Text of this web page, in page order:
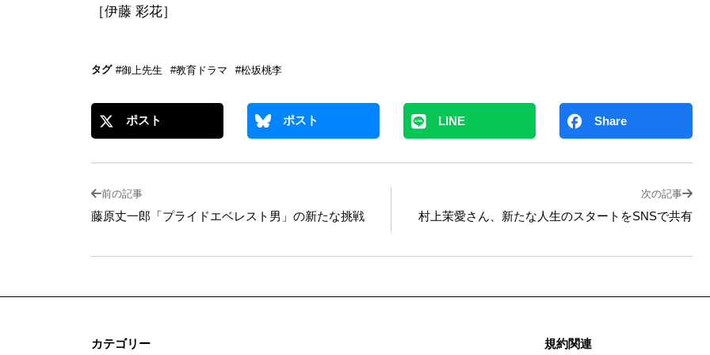
［伊藤 彩花］
タグ #御上先生 #教育ドラマ #松坂桃李
ポスト ポスト LINE Share
前の記事
藤原丈一郎「プライドエベレスト男」の新たな挑戦
次の記事
村上茉愛さん、新たな人生のスタートをSNSで共有
カテゴリー 規約関連